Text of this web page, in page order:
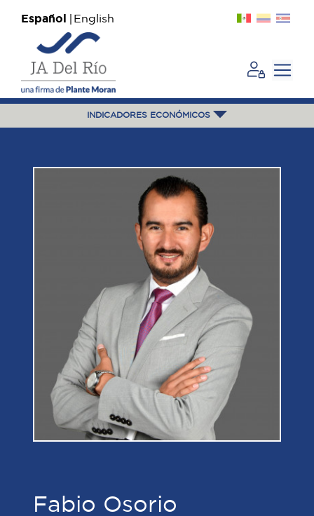
Español English
INDICADORES ECONÓMICOS
Fabio Osorio